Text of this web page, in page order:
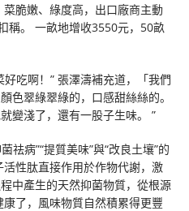
脆嫩、綠度高，出口廠商主動
稱。 一畝地增收3550元，50畝
吃啊！” 張澤濤補充道，「我們
色翠綠翠綠的，口感甜絲絲的。
變淺了，還有一股子生味。 ”
祛病”“提質美味”與“改良土壤”的
性肽直接作用於作物代謝，激
中產生的天然抑菌物質，從根源
了，風味物質自然積累得更豐